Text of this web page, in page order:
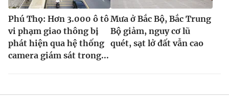
Phú Thọ: Hơn 3.000 ô tô
vi phạm giao thông bị
phát hiện qua hệ thống
camera giám sát trong...
Mưa ở Bắc Bộ, Bắc Trung
Bộ giảm, nguy cơ lũ
quét, sạt lở đất vẫn cao